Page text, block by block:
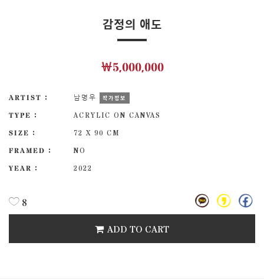
감정의 애도
￦5,000,000
ARTIST : 남명우 작가정보
TYPE :
ACRYLIC ON CANVAS
SIZE :
72 X 90 CM
FRAMED :
NO
YEAR :
2022
8
ADD TO CART